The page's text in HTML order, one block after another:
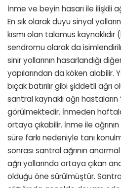
İnme ve beyin hasarı ile ilişkili
En sık olarak duyu sinyal
kısmı olan talamus
sendromu olarak da
sinir yollarının hasarlandığı
yapılarından da köken alabilir.
bıçak batırılır gibi şiddetli ağrı
santral kaynaklı ağrı hastaların
görülmektedir. İnmeden
ortaya çıkabilir. İnme ile
süre farkı nedeniyle tanı
sonrası santral ağrının anormal
ağrı yollarında ortaya çıkan
olduğu öne sürülmüştür.